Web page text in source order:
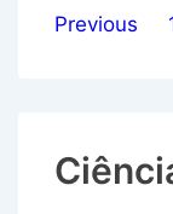
Previous